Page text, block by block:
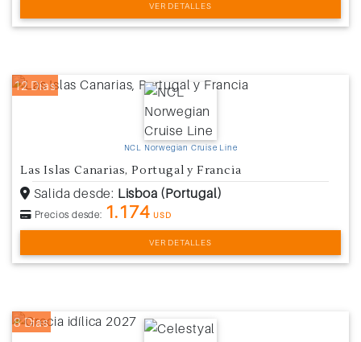
VER DETALLES
12 Días
NCL Norwegian Cruise Line
Las Islas Canarias, Portugal y Francia
Salida desde: Lisboa (Portugal)
Precios desde: 1.174 USD
VER DETALLES
8 Días